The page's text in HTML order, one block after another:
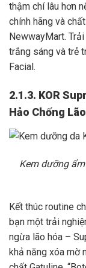
thậm chí lâu hơn
chính hãng và
NewwayMart.
trắng sáng và trẻ
Facial.
2.1.3. KOR
Hảo Chống
Kem dưỡng
Kết thúc routine
bạn một trải
ngừa lão hóa –
khả năng xóa mờ